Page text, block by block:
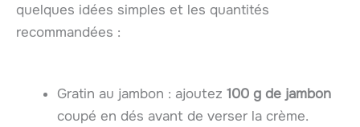
quelques idées simples et les quantités
recommandées :
Gratin au jambon : ajoutez 100 g de jambon
coupé en dés avant de verser la crème.